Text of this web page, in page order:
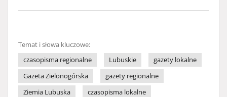
Temat i słowa kluczowe:
czasopisma regionalne
Lubuskie
gazety lokalne
Gazeta Zielonogórska
gazety regionalne
Ziemia Lubuska
czasopisma lokalne